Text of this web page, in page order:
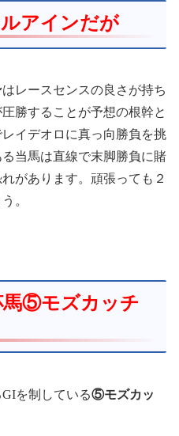
アインだが
はレースセンスの良さが持ち
勝することが予想の根幹と
イデオロに真っ向勝負を挑
当馬は直線で末脚勝負に賭
があります。頑張っても２
。
馬⑤モズカッチ
を制している⑤モズカッ